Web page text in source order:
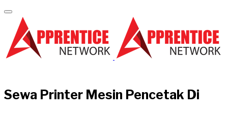
Sewa Printer Mesin Pencetak Di